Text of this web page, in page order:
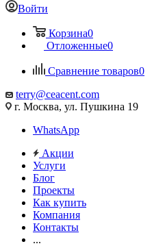
Войти
Корзина0
Отложенные0
Сравнение товаров0
terry@ceacent.com
г. Москва, ул. Пушкина 19
WhatsApp
Акции
Услуги
Блог
Проекты
Как купить
Компания
Контакты
...